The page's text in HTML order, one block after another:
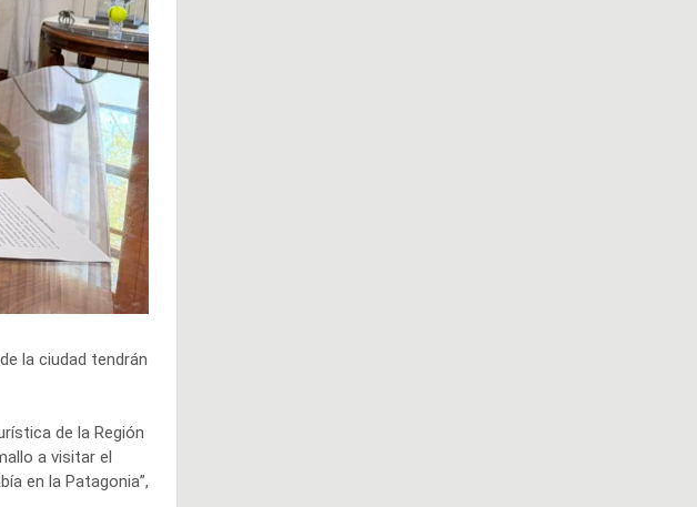
la ciudad tendrán
de la Región
a visitar el
en la Patagonia”,